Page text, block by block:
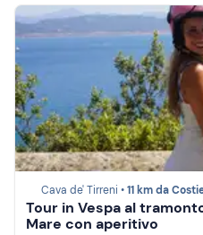
Cava de' Tirreni •11 km da
Tour in Vespa al
Mare con aperitivo